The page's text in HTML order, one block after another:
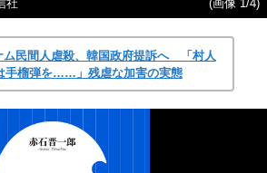
社 (画像 1/4)
ム民間人虐殺、韓国政府提訴へ 「村人
手榴弾を……」残虐な加害の実態